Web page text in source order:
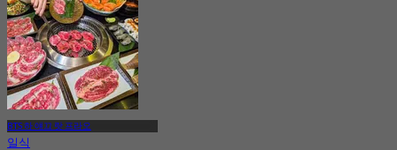
BTS 하 얘끄 랏 프라오
일식